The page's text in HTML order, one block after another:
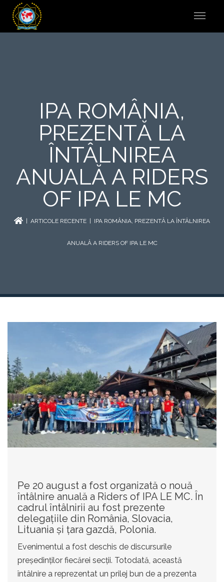
IPA ROMÂNIA,
PREZENTĂ LA
ÎNTÂLNIREA
ANUALĂ A RIDERS
OF IPA LE MC
ARTICOLE RECENTE | IPA ROMÂNIA, PREZENTĂ LA ÎNTÂLNIREA
ANUALĂ A RIDERS OF IPA LE MC
Pe 20 august a fost organizată o nouă
întâlnire anuală a Riders of IPA LE MC. În
cadrul întâlnirii au fost prezente
delegațiile din România, Slovacia,
Lituania și țara gazdă, Polonia.
Evenimentul a fost deschis de discursurile
președinților fiecărei secții. Totodată, această
întâlnire a reprezentat un prilej bun de a prezenta